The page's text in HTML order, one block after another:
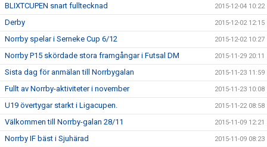
BLIXTCUPEN snart fulltecknad 2015-12-04 10:22
Derby 2015-12-02 12:15
Norrby spelar i Serneke Cup 6/12 2015-12-02 10:27
Norrby P15 skördade stora framgångar i Futsal DM 2015-11-29 20:11
Sista dag för anmälan till Norrbygalan 2015-11-23 11:59
Fullt av Norrby-aktiviteter i november 2015-11-23 10:08
U19 övertygar starkt i Ligacupen. 2015-11-22 08:58
Välkommen till Norrby-galan 28/11 2015-11-09 12:21
Norrby IF bäst i Sjuhärad 2015-11-09 08:23